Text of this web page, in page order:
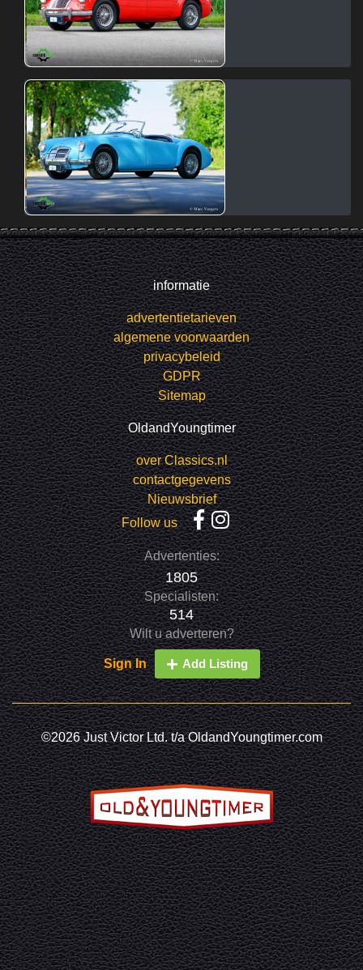
informatie
advertentietarieven
algemene voorwaarden
privacybeleid
GDPR
Sitemap
OldandYoungtimer
over Classics.nl
contactgegevens
Nieuwsbrief
Follow us
Advertenties:
1805
Specialisten:
514
Wilt u adverteren?
Sign In Add Listing
©2026 Just Victor Ltd. t/a OldandYoungtimer.com